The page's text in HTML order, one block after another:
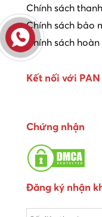
Chính sách
Chính sách bảo
Chính sách hoàn
Kết nối với PAN
Chứng nhận
Đăng ký nhận